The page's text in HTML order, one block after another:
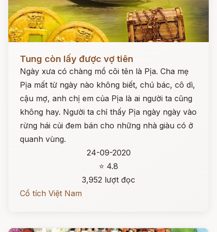
Tung còn lấy được vợ tiên
Ngày xưa có chàng mồ côi tên là Pịa. Cha mẹ
Pịa mất từ ngày nào không biết, chú bác, cô dì,
cậu mợ, anh chị em của Pịa là ai người ta cũng
không hay. Người ta chỉ thấy Pịa ngày ngày vào
rừng hái củi đem bán cho những nhà giàu có ở
quanh vùng.
24-09-2020
⭐ 4.8
3,952 lượt đọc
Cổ tích Việt Nam